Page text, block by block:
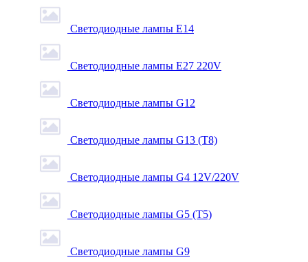
Светодиодные лампы E14
Светодиодные лампы E27 220V
Светодиодные лампы G12
Светодиодные лампы G13 (T8)
Светодиодные лампы G4 12V/220V
Светодиодные лампы G5 (T5)
Светодиодные лампы G9